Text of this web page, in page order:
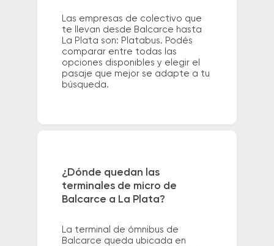
Las empresas de colectivo que
te llevan desde Balcarce hasta
La Plata son: Platabus. Podés
comparar entre todas las
opciones disponibles y elegir el
pasaje que mejor se adapte a tu
búsqueda.
¿Dónde quedan las
terminales de micro de
Balcarce a La Plata?
La terminal de ómnibus de
Balcarce queda ubicada en